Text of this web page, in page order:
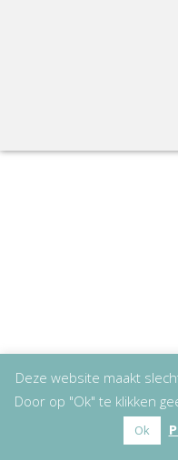
Deze website maakt
Door op "Ok" te klikken
Ok